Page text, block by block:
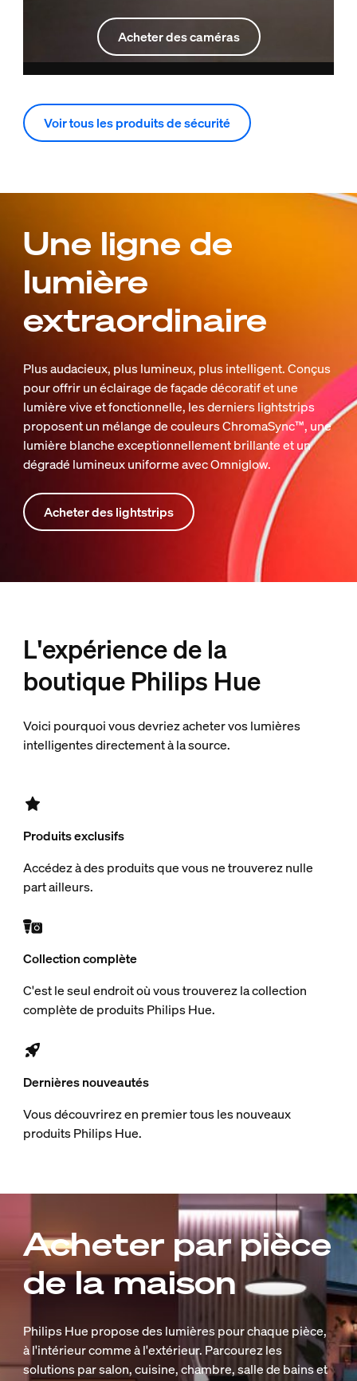
Acheter des caméras
Voir tous les produits de sécurité
Une ligne de
lumière
extraordinaire
Plus audacieux, plus lumineux, plus intelligent. Conçus
pour offrir un éclairage de façade décoratif et une
lumière vive et fonctionnelle, les derniers lightstrips
proposent un mélange de couleurs ChromaSync™, une
lumière blanche exceptionnellement brillante et un
dégradé lumineux uniforme avec Omniglow.
Acheter des lightstrips
L'expérience de la
boutique Philips Hue
Voici pourquoi vous devriez acheter vos lumières
intelligentes directement à la source.
Produits exclusifs
Accédez à des produits que vous ne trouverez nulle
part ailleurs.
Collection complète
C'est le seul endroit où vous trouverez la collection
complète de produits Philips Hue.
Dernières nouveautés
Vous découvrirez en premier tous les nouveaux
produits Philips Hue.
Acheter par pièce
de la maison
Philips Hue propose des lumières pour chaque pièce,
à l'intérieur comme à l'extérieur. Parcourez les
solutions par salon, cuisine, chambre, salle de bains et